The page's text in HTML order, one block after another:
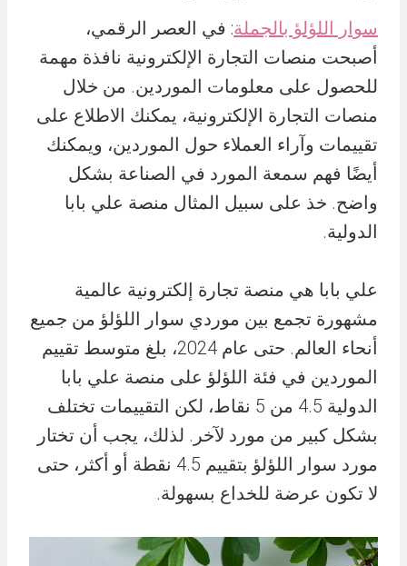
سوار اللؤلؤ بالجملة: في العصر الرقمي،
أصبحت منصات التجارة الإلكترونية نافذة مهمة
للحصول على معلومات الموردين. من خلال
منصات التجارة الإلكترونية، يمكنك الاطلاع على
تقييمات وآراء العملاء حول الموردين، ويمكنك
أيضًا فهم سمعة المورد في الصناعة بشكل
واضح. خذ على سبيل المثال منصة علي بابا
الدولية.
علي بابا هي منصة تجارة إلكترونية عالمية
مشهورة تجمع بين موردي سوار اللؤلؤ من جميع
أنحاء العالم. حتى عام 2024، بلغ متوسط تقييم
الموردين في فئة اللؤلؤ على منصة علي بابا
الدولية 4.5 من 5 نقاط، لكن التقييمات تختلف
بشكل كبير من مورد لآخر. لذلك، يجب أن تختار
مورد سوار اللؤلؤ بتقييم 4.5 نقطة أو أكثر، حتى
لا تكون عرضة للخداع بسهولة.